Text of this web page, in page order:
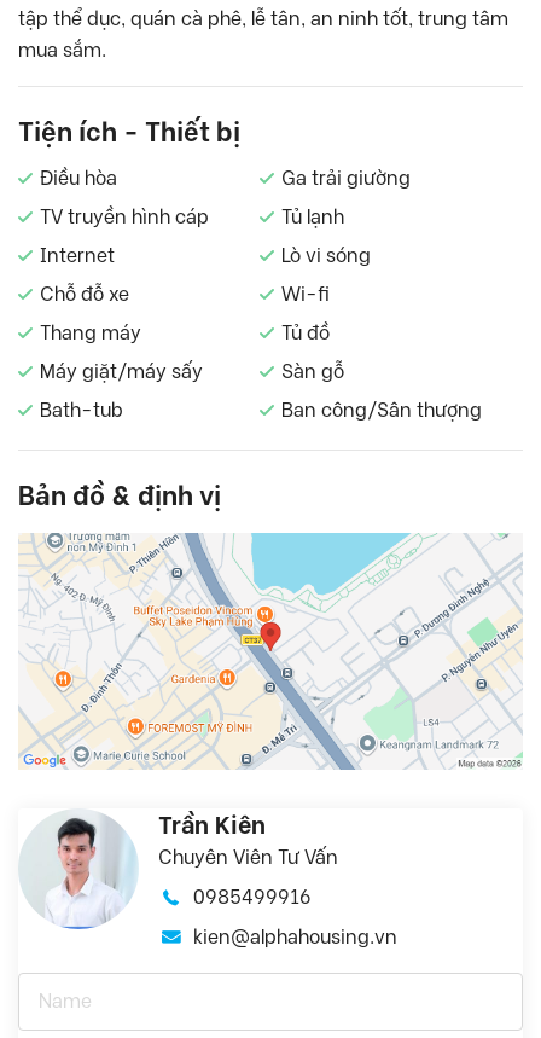
tập thể dục, quán cà phê, lễ tân, an ninh tốt, trung tâm
mua sắm.
Tiện ích - Thiết bị
Điều hòa
Ga trải giường
TV truyền hình cáp
Tủ lạnh
Internet
Lò vi sóng
Chỗ đỗ xe
Wi-fi
Thang máy
Tủ đồ
Máy giặt/máy sấy
Sàn gỗ
Bath-tub
Ban công/Sân thượng
Bản đồ & định vị
Trần Kiên
Chuyên Viên Tư Vấn
0985499916
kien@alphahousing.vn